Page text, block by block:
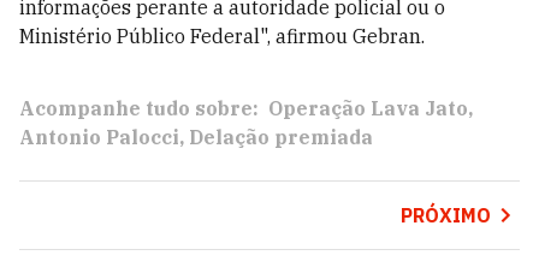
informações perante a autoridade policial ou o
Ministério Público Federal", afirmou Gebran.
Acompanhe tudo sobre: Operação Lava Jato
Antonio Palocci Delação premiada
PRÓXIMO